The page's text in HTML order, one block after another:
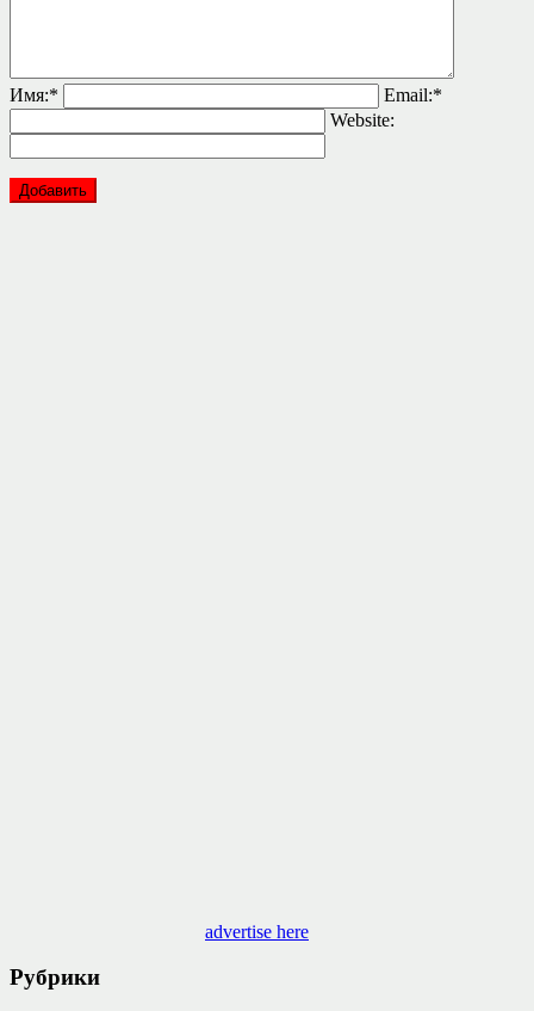
Имя:* Email:*
Website:
advertise here
Рубрики